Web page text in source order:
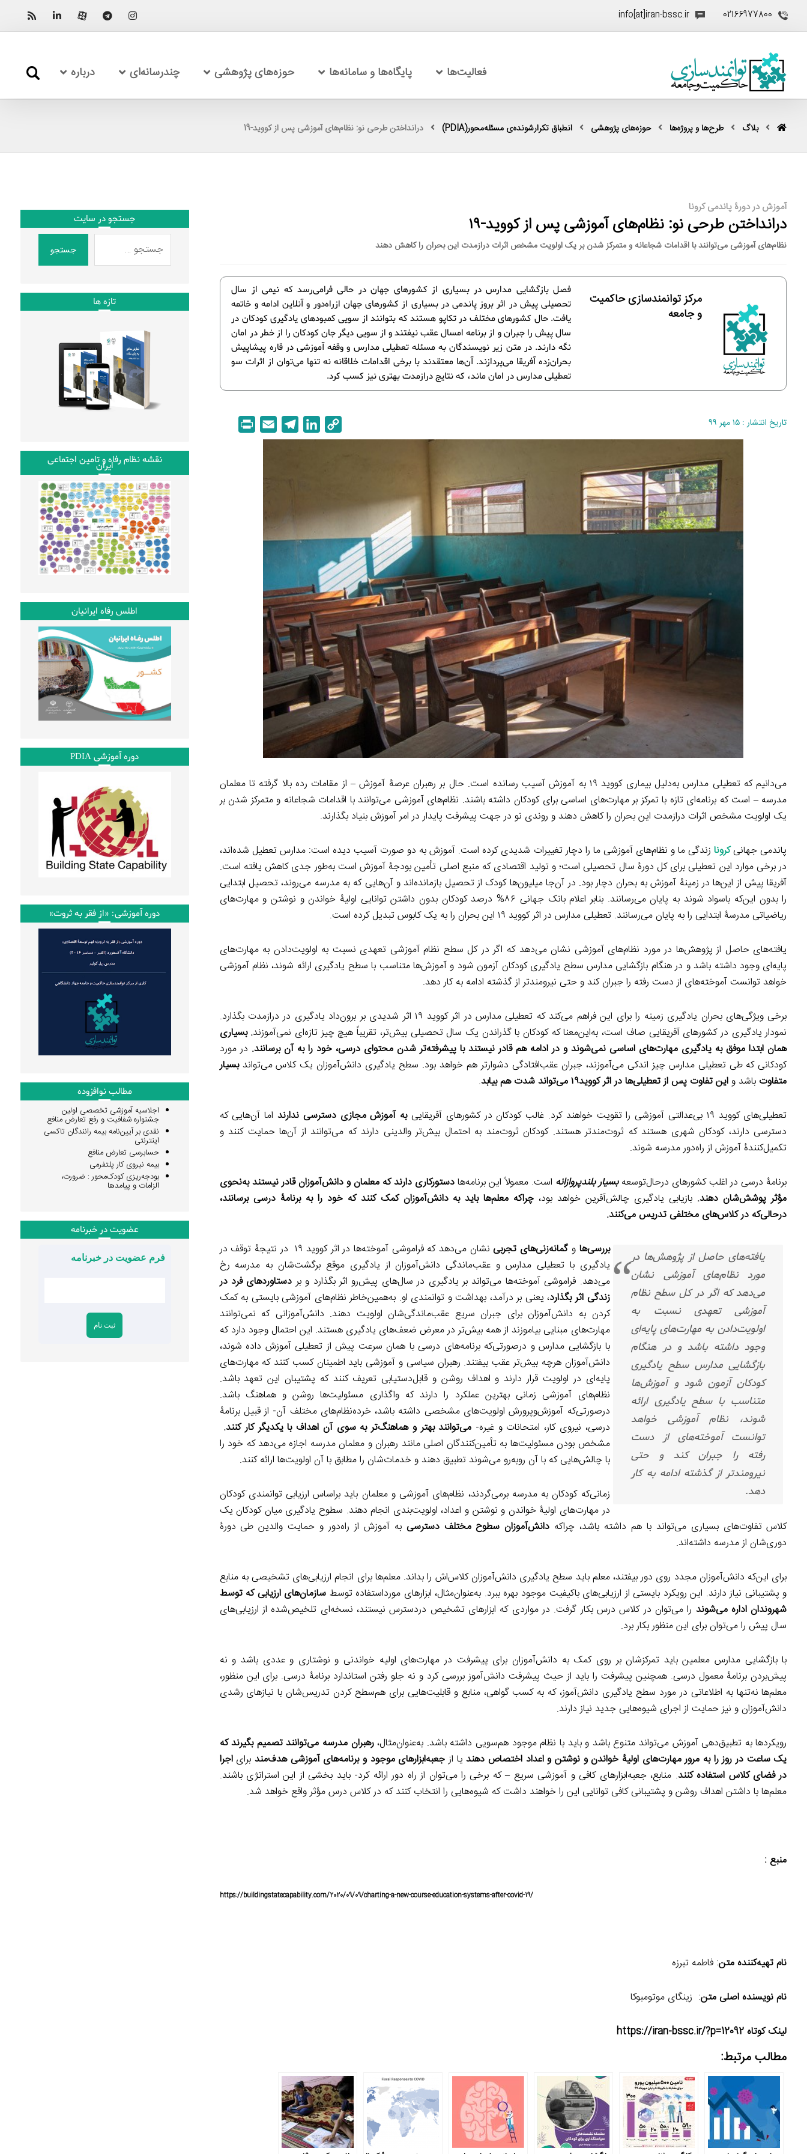
02166977800
info[at]iran-bssc.ir
فعالیت‌ها پایگاه‌ها و سامانه‌ها حوزه‌های پژوهشی چندرسانه‌ای درباره
بلاگ طرح‌ها و پروژه‌ها حوزه‌های پژوهشی انطباق تکرارشونده‌ی مسئله‌محور(PDIA) درانداختن طرحی نو: نظام‌های آموزشی پس از کووید-19
آموزش در دورۀ پاندمی کرونا
درانداختن طرحی نو: نظام‌های آموزشی پس از کووید-۱۹
نظام‌های آموزشی می‌توانند با اقدامات شجاعانه و متمرکز شدن بر یک اولویت مشخص اثرات درازمدت این بحران را کاهش دهند
فصل بازگشایی مدارس در بسیاری از کشورهای جهان در حالی فرامی‌رسد که نیمی از سال
تحصیلی پیش در اثر بروز پاندمی در بسیاری از کشورهای جهان ازراه‌دور و آنلاین ادامه و خاتمه
یافت. حال کشورهای مختلف در تکاپو هستند که بتوانند از سویی کمبودهای یادگیری کودکان در
سال پیش را جبران و از برنامه امسال عقب نیفتند و از سویی دیگر جان کودکان را از خطر در امان
نگه دارند. در متن زیر نویسندگان به مسئله تعطیلی مدارس و وقفه آموزشی در قاره پیشاپیش
بحران‌زده آفریقا می‌پردازند. آن‌ها معتقدند با برخی اقدامات خلاقانه نه تنها می‌توان از اثرات سو
تعطیلی مدارس در امان ماند، که نتایج درازمدت بهتری نیز کسب کرد.
مرکز توانمندسازی حاکمیت
و جامعه
تاریخ انتشار : ۱۵ مهر ۹۹
o
n
k
i
I
n
e
a
m
می‌دانیم که تعطیلی مدارس به‌دلیل بیماری کووید ۱۹ به آموزش آسیب رسانده است. حال بر رهبران عرصۀ آموزش – از مقامات رده بالا گرفته تا معلمان
مدرسه – است که برنامه‌ای تازه با تمرکز بر مهارت‌های اساسی برای کودکان داشته باشند. نظام‌های آموزشی می‌توانند با اقدامات شجاعانه و متمرکز شدن بر
یک اولویت مشخص اثرات درازمدت این بحران را کاهش دهند و روندی نو در جهت پیشرفت پایدار در امر آموزش بنیاد بگذارند.
پاندمی جهانیکرونا زندگی ما و نظام‌های آموزشی ما را دچار تغییرات شدیدی کرده است. آموزش به دو صورت آسیب دیده است: مدارس تعطیل شده‌اند،
در برخی موارد این تعطیلی برای کل دورۀ سال تحصیلی است؛ و تولید اقتصادی که منبع اصلی تأمین بودجۀ آموزش است به‌طور جدی کاهش یافته است.
آفریقا پیش از این‌ها در زمینۀ آموزش به بحران دچار بود. در آن‌جا میلیون‌ها کودک از تحصیل بازمانده‌اند و آن‌هایی که به مدرسه می‌روند، تحصیل ابتدایی
را بدون این‌که باسواد شوند به پایان می‌رسانند. بنابر اعلام بانک جهانی ۸۶% درصد کودکان بدون داشتن توانایی اولیۀ خواندن و نوشتن و مهارت‌های
ریاضیاتی مدرسۀ ابتدایی را به پایان می‌رسانند. تعطیلی مدارس در اثر کووید ۱۹ این بحران را به یک کابوس تبدیل کرده است.
یافته‌های حاصل از پژوهش‌ها در مورد نظام‌های آموزشی نشان می‌دهد که اگر در کل سطح نظام آموزشی تعهدی نسبت به اولویت‌دادن به مهارت‌های
پایه‌ای وجود داشته باشد و در هنگام بازگشایی مدارس سطح یادگیری کودکان آزمون شود و آموزش‌ها متناسب با سطح یادگیری ارائه شوند، نظام آموزشی
خواهد توانست آموخته‌های از دست رفته را جبران کند و حتی نیرومندتر از گذشته ادامه به کار دهد.
برخی ویژگی‌های بحران یادگیری زمینه را برای این فراهم می‌کند که تعطیلی مدارس در اثر کووید ۱۹ اثر شدیدی بر برون‌داد یادگیری در درازمدت بگذارد.
نمودار یادگیری در کشورهای آفریقایی صاف است، به‌این‌معنا که کودکان با گذراندن یک سال تحصیلی بیش‌تر، تقریباً هیچ چیز تازه‌ای نمی‌آموزند. بسیاری
همان ابتدا موفق به یادگیری مهارت‌های اساسی نمی‌شوند و در ادامه هم قادر نیستند با پیشرفته‌تر شدن محتوای درسی، خود را به آن برسانند. در مورد
کودکانی که طی تعطیلی مدارس چیز اندکی می‌آموزند، جبران عقب‌افتادگی دشوارتر هم خواهد بود. سطح یادگیری دانش‌آموزان یک کلاس می‌تواندبسیار
متفاوت باشد واین تفاوت پس از تعطیلی‌ها در اثر کووید۱۹ می‌تواند شدت هم بیابد .
تعطیلی‌های کووید ۱۹ بی‌عدالتی آموزشی را تقویت خواهند کرد. غالب کودکان در کشورهای آفریقایی به آموزش مجازی دسترسی ندارند اما آن‌هایی که
دسترسی دارند، کودکان شهری هستند که ثروت‌مندتر هستند. کودکان ثروت‌مند به احتمال بیش‌تر والدینی دارند که می‌توانند از آن‌ها حمایت کنند و
تکمیل‌کنندۀ آموزش از راه‌دور مدرسه شوند.
برنامۀ درسی در اغلب کشورهای درحال‌توسعهبسیار بلندپروازانه است. معمولاً این برنامه‌هادستورکاری دارند که معلمان و دانش‌آموزان قادر نیستند به‌نحوی
مؤثر پوشش‌شان دهند. بازیابی یادگیری چالش‌آفرین خواهد بود، چراکه معلم‌ها باید به دانش‌آموزان کمک کنند که خود را به برنامۀ درسی برسانند،
درحالی‌که در کلاس‌های مختلفی تدریس می‌کنند.
یافته‌های حاصل از پژوهش‌ها در
مورد نظام‌های آموزشی نشان
می‌دهد که اگر در کل سطح نظام
آموزشی تعهدی نسبت به
اولویت‌دادن به مهارت‌های پایه‌ای
وجود داشته باشد و در هنگام
بازگشایی مدارس سطح یادگیری
کودکان آزمون شود و آموزش‌ها
متناسب با سطح یادگیری ارائه
شوند، نظام آموزشی خواهد
توانست آموخته‌های از دست
رفته را جبران کند و حتی
نیرومندتر از گذشته ادامه به کار
دهد.
بررسی‌ها وگمانه‌زنی‌های تجربی
نشان می‌دهد که فراموشی آموخته‌ها در اثر کووید ۱۹ در نتیجۀ توقف در
یادگیری با تعطیلی مدارس و عقب‌ماندگی دانش‌آموزان از یادگیری موقع برگشت‌شان به مدرسه رخ
می‌دهد. فراموشی آموخته‌ها می‌تواند بر یادگیری در سال‌های پیش‌رو اثر بگذارد و بر دستاوردهای فرد در
زندگی اثر بگذارد، یعنی بر درآمد، بهداشت و توانمندی او. به‌همین‌خاطر نظام‌های آموزشی بایستی به کمک
کردن به دانش‌آموزان برای جبران سریع عقب‌ماندگی‌شان اولویت دهند. دانش‌آموزانی که نمی‌توانند
مهارت‌های مبنایی بیاموزند از همه بیش‌تر در معرض ضعف‌های یادگیری هستند. این احتمال وجود دارد که
با بازگشایی مدارس و درصورتی‌که برنامه‌های درسی با همان سرعت پیش از تعطیلی آموزش داده شوند،
دانش‌آموزان هرچه بیش‌تر عقب بیفتند. رهبران سیاسی و آموزشی باید اطمینان کسب کنند که مهارت‌های
پایه‌ای در اولویت قرار دارند و اهداف روشن و قابل‌دستیابی تعریف کنند که پشتیبان این تعهد باشد.
نظام‌های آموزشی زمانی بهترین عملکرد را دارند که واگذاری مسئولیت‌ها روشن و هماهنگ باشد.
درصورتی‌که آموزش‌وپرورش اولویت‌های مشخصی داشته باشد، خرده‌نظام‌های مختلف آن- از قبیل برنامۀ
درسی، نیروی کار، امتحانات و غیره- می‌توانند بهتر و هماهنگ‌تر به سوی آن اهداف با یکدیگر کار کنند.
مشخص بودن مسئولیت‌ها به تأمین‌کنندگان اصلی مانند رهبران و معلمان مدرسه اجازه می‌دهد که خود را
با چالش‌هایی که با آن روبه‌رو می‌شوند تطبیق دهند و خدمات‌شان را مطابق با آن اولویت‌ها ارائه کنند.
زمانی‌که کودکان به مدرسه برمی‌گردند، نظام‌های آموزشی و معلمان باید براساس ارزیابی توانمندی کودکان
در مهارت‌های اولیۀ خواندن و نوشتن و اعداد، اولویت‌بندی انجام دهند. سطوح یادگیری میان کودکان یک
کلاس تفاوت‌های بسیاری می‌تواند با هم داشته باشد، چراکه دانش‌آموزان سطوح مختلف دسترسی به آموزش از راه‌دور و حمایت والدین طی دورۀ
دوری‌شان از مدرسه داشته‌اند.
برای این‌که دانش‌آموزان مجدد روی دور بیفتند، معلم باید سطح یادگیری دانش‌آموزان کلاس‌اش را بداند. معلم‌ها برای انجام ارزیابی‌های تشخیصی به منابع
و پشتیبانی نیاز دارند. این رویکرد بایستی از ارزیابی‌های باکیفیت موجود بهره ببرد. به‌عنوان‌مثال، ابزارهای مورداستفاده توسط سازمان‌های ارزیابی که توسط
شهروندان اداره می‌شوند را می‌توان در کلاس درس بکار گرفت. در مواردی که ابزارهای تشخیص دردسترس نیستند، نسخه‌ای تلخیص‌شده از ارزیابی‌های
سال پیش را می‌توان برای این منظور بکار برد.
با بازگشایی مدارس معلمین باید تمرکزشان بر روی کمک به دانش‌آموزان برای پیشرفت در مهارت‌های اولیه خواندنی و نوشتاری و عددی باشد و نه
پیش‌بردن برنامۀ معمول درسی. همچنین پیشرفت را باید از حیث پیشرفت دانش‌آموز بررسی کرد و نه جلو رفتن استاندارد برنامۀ درسی. برای این منظور،
معلم‌ها نه‌تنها به اطلاعاتی در مورد سطح یادگیری دانش‌آموز، که به کسب گواهی، منابع و قابلیت‌هایی برای هم‌سطح کردن تدریس‌شان با نیازهای رشدی
دانش‌آموزان و نیز حمایت از اجرای شیوه‌هایی جدید نیاز دارند.
رویکردها به تطبیق‌دهی آموزش می‌تواند متنوع باشد و باید با نظام موجود هم‌سویی داشته باشد. به‌عنوان‌مثال،رهبران مدرسه می‌توانند تصمیم بگیرند که
یک ساعت در روز را به مرور مهارت‌های اولیۀ خواندن و نوشتن و اعداد اختصاص دهندیا ازجعبه‌ابزارهای موجود و برنامه‌های آموزشی هدف‌مند برایاجرا
در فضای کلاس استفاده کنند. منابع، جعبه‌ابزارهای کافی و آموزشی سریع – که برخی را می‌توان از راه دور ارائه کرد- باید بخشی از این استراتژی باشند.
معلم‌ها با داشتن اهداف روشن و پشتیبانی کافی توانایی این را خواهند داشت که شیوه‌هایی را انتخاب کنند که در کلاس درس مؤثر واقع خواهد شد.
منبع :
https://buildingstatecapability.com/2020/09/09/charting-a-new-course-education-systems-after-covid-19/
نام تهیه‌کننده متن: فاطمه تبرزه
نام نویسنده اصلی متن: زینگای موتومبوکا
لینک کوتاه https://iran-bssc.ir/?p=12092
مطالب مرتبط:
جستجو در سایت
جستجو
تازه ها
نقشه نظام رفاه و تامین اجتماعی
ایران
اطلس رفاه ایرانیان
دوره آموزشی PDIA
دوره آموزشی: «از فقر به ثروت»
مطالب نوافزوده
اجلاسیه آموزشی تخصصی اولین
جشنواره شفافیت و رفع تعارض منافع
نقدی بر آیین‌نامه بیمه رانندگان تاکسی
اینترنتی
حسابرسی تعارض منافع
بیمه نیروی کار پلتفرمی
بودجه‌ریزی کودک‌محور : ضرورت،
الزامات و پیامدها
عضویت در خبرنامه
فرم عضویت در خبرنامه